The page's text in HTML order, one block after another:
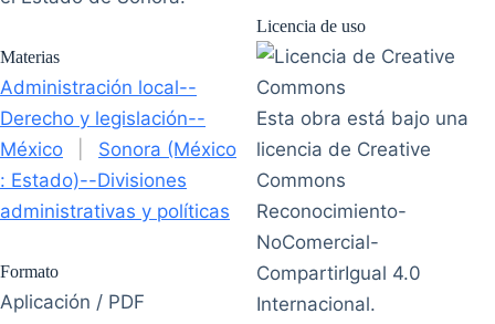
Materias
Administración local--
Derecho y legislación--
México
Sonora (México
: Estado)--Divisiones
administrativas y políticas
Formato
Aplicación / PDF
Licencia de uso
Esta obra está bajo una
licencia de Creative
Commons
Reconocimiento-
NoComercial-
CompartirIgual 4.0
Internacional.